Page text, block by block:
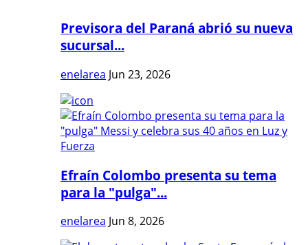
Previsora del Paraná abrió su nueva
sucursal...
enelarea Jun 23, 2026
Efraín Colombo presenta su tema
para la "pulga"...
enelarea Jun 8, 2026